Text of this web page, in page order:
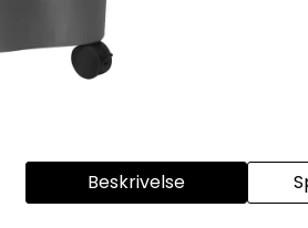
Beskrivelse